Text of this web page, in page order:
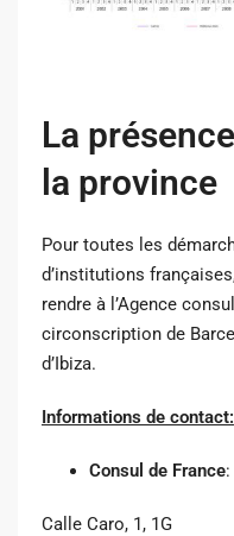
La
la province
Pour toutes les
d’institutions
rendre à l’Agence
circonscription de
d’Ibiza.
Informations de contact:
Consul de France
Calle Caro, 1, 1G